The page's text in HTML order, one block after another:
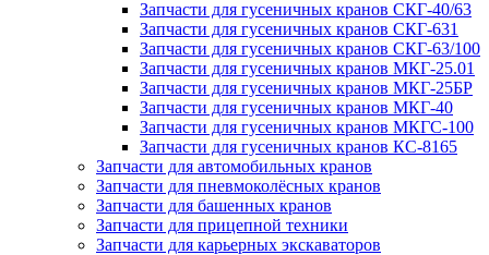
Запчасти для гусеничных кранов СКГ-40/63
Запчасти для гусеничных кранов СКГ-631
Запчасти для гусеничных кранов СКГ-63/100
Запчасти для гусеничных кранов МКГ-25.01
Запчасти для гусеничных кранов МКГ-25БР
Запчасти для гусеничных кранов МКГ-40
Запчасти для гусеничных кранов МКГС-100
Запчасти для гусеничных кранов КС-8165
Запчасти для автомобильных кранов
Запчасти для пневмоколёсных кранов
Запчасти для башенных кранов
Запчасти для прицепной техники
Запчасти для карьерных экскаваторов